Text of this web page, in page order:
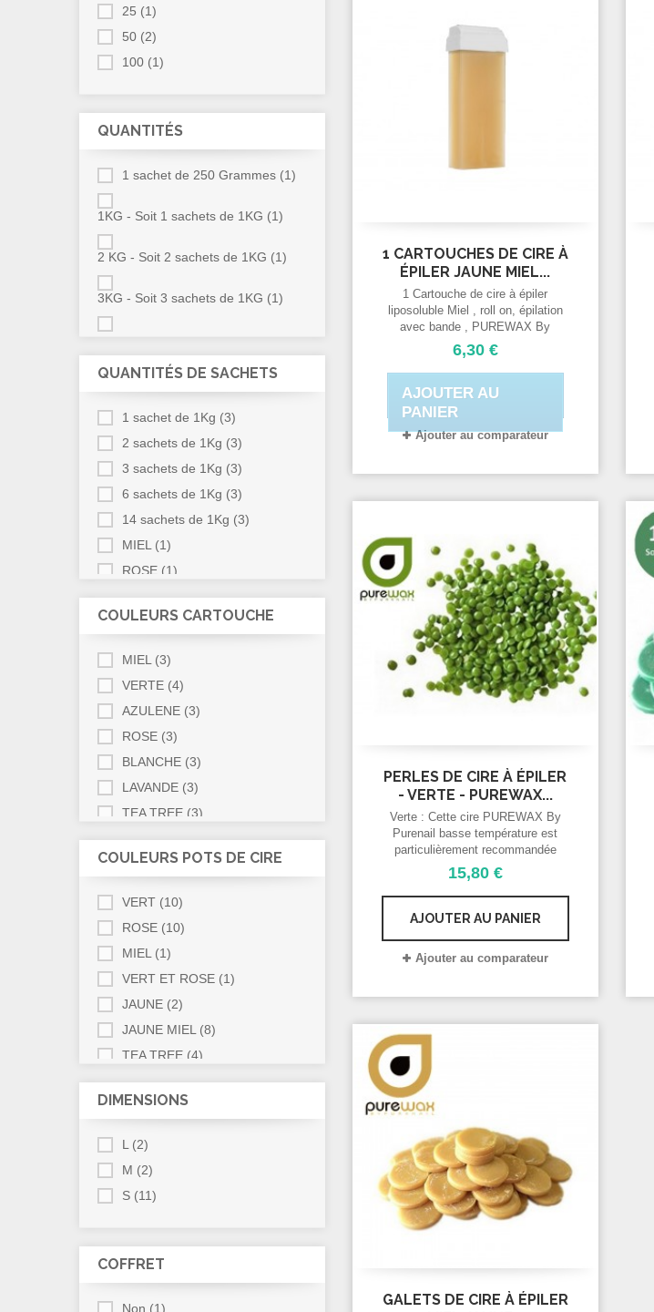
25 (1)
50 (2)
100 (1)
QUANTITÉS
1 sachet de 250 Grammes (1)
1KG - Soit 1 sachets de 1KG (1)
2 KG - Soit 2 sachets de 1KG (1)
3KG - Soit 3 sachets de 1KG (1)
ROSE(1)
MIEL(1)
QUANTITÉS DE SACHETS
1 sachet de 1Kg (3)
2 sachets de 1Kg (3)
3 sachets de 1Kg (3)
6 sachets de 1Kg (3)
14 sachets de 1Kg (3)
MIEL(1)
ROSE (1)
COULEURS CARTOUCHE
MIEL(3)
VERTE (4)
AZULENE (3)
ROSE (3)
BLANCHE (3)
LAVANDE (3)
TEA TREE (3)
COULEURS POTS DE CIRE
VERT (10)
ROSE (10)
MIEL(1)
VERT ET ROSE (1)
JAUNE (2)
JAUNE MIEL(8)
TEA TREE (4)
CHOISISSEZ VOTRE COULEUR ...
DIMENSIONS
L(2)
M (2)
S (11)
COFFRET
Non (1)
1 CARTOUCHES DE CIRE À
ÉPILER JAUNE MIEL...
1 Cartouche de cire à épiler
liposoluble Miel , roll on, épilation
avec bande , PUREWAX By
Purenail cartouche standard 100
ml.
6,30 €
AJOUTER AU
PANIER
Ajouter au comparateur
PERLES DE CIRE À ÉPILER
- VERTE - PUREWAX...
Verte : Cette cire PUREWAX By
Purenail basse température est
particulièrement recommandée
pour les pilosités plus tenaces.
L’adjonction d’essence de
Camomille, grâce a ses principes
adoucissants, atténue les irritations
permet une application aisée et un
pastilles....
15,80 €
AJOUTER AU PANIER
Ajouter au comparateur
GALETS DE CIRE À ÉPILER